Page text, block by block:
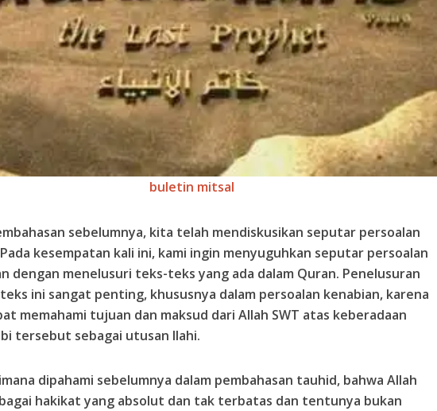
buletin mitsal
sebelumnya, kita telah mendiskusikan seputar persoalan
kesempatan kali ini, kami ingin menyuguhkan seputar persoalan
dengan menelusuri teks-teks yang ada dalam Quran. Penelusuran
ini sangat penting, khususnya dalam persoalan kenabian, karena
memahami tujuan dan maksud dari Allah SWT atas keberadaan
tersebut sebagai utusan Ilahi.
dipahami sebelumnya dalam pembahasan tauhid, bahwa Allah
hakikat yang absolut dan tak terbatas dan tentunya bukan